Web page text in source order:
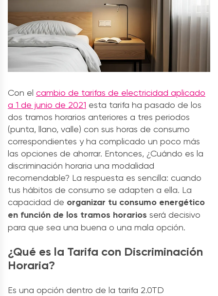
Con el cambio de tarifas de electricidad aplicado
a 1 de junio de 2021 esta tarifa ha pasado de los
dos tramos horarios anteriores a tres periodos
(punta, llano, valle) con sus horas de consumo
correspondientes y ha complicado un poco más
las opciones de ahorrar. Entonces, ¿Cuándo es la
discriminación horaria una modalidad
recomendable? La respuesta es sencilla: cuando
tus hábitos de consumo se adapten a ella. La
capacidad de organizar tu consumo energético
en función de los tramos horarios será decisivo
para que sea una buena o una mala opción.
¿Qué es la Tarifa con Discriminación
Horaria?
Es una opción dentro de la tarifa 2.0TD